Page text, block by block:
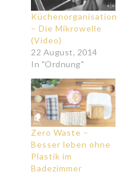
Küchenorganisation
– Die Mikrowelle
(Video)
22 August, 2014
In "Ordnung"
Zero Waste –
Besser leben ohne
Plastik im
Badezimmer